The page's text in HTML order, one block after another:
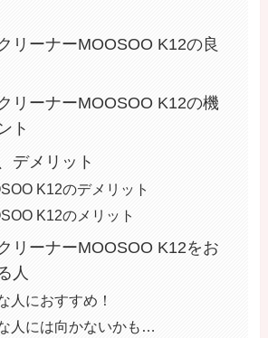
リーナーMOOSOO K12の良
リーナーMOOSOO K12の機
ト
デメリット
K12のデメリット
K12のメリット
リーナーMOOSOO K12をお
人
人におすすめ！
人には向かないかも…